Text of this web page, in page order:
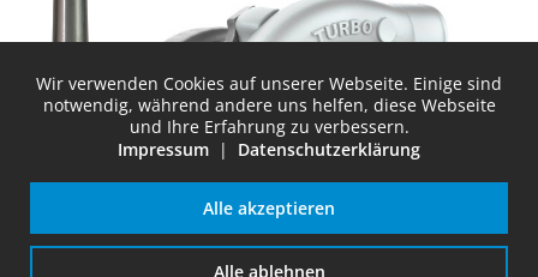
VHM-Fräser
Wir verwenden Cookies auf unserer Webseite. Einige sind
notwendig, während andere uns helfen, diese Webseite
und Ihre Erfahrung zu verbessern.
Impressum | Datenschutzerklärung
Alle ablehnen
Alle akzeptieren